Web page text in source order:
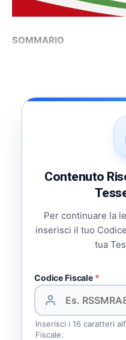
SOMMARIO
Contenuto
Per continuare la
inserisci il tuo
tua
Codice Fiscale *
Inserisci i 16 caratteri
Fiscale.